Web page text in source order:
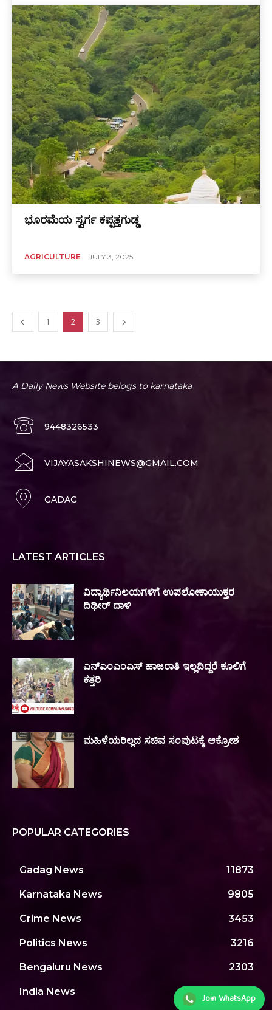
ಭೂರಮೆಯ ಸ್ವರ್ಗ ಕಪ್ಪತ್ತಗುಡ್ಡ
AGRICULTURE JULY 3, 2025
1 2 3
A Daily News Website belogs to karnataka
9448326533
VIJAYASAKSHINEWS@GMAIL.COM
GADAG
LATEST ARTICLES
ವಿದ್ಯಾರ್ಥಿನಿಲಯಗಳಿಗೆ ಉಪಲೋಕಾಯುಕ್ತರ
ದಿಢೀರ್ ದಾಳಿ
ಎನ್‌ಎಂಎಂಎಸ್‌ ಹಾಜರಾತಿ ಇಲ್ಲದಿದ್ದರೆ ಕೂಲಿಗೆ
ಕತ್ತರಿ
ಮಹಿಳೆಯರಿಲ್ಲದ ಸಚಿವ ಸಂಪುಟಕ್ಕೆ ಆಕ್ರೋಶ
POPULAR CATEGORIES
Gadag News 11873
Karnataka News 9805
Crime News 3453
Politics News 3216
Bengaluru News 2303
India News
Join WhatsApp